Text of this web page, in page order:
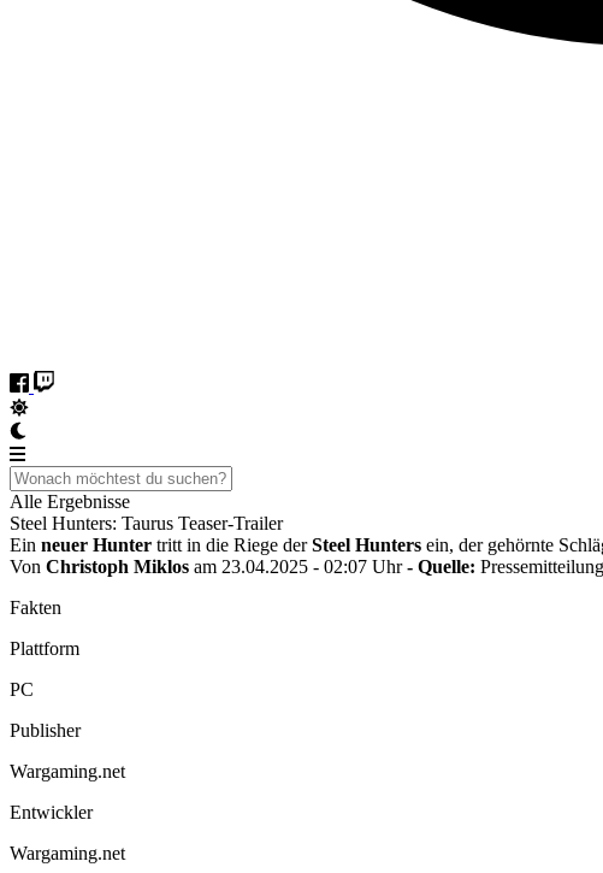
Alle Ergebnisse
Steel Hunters: Taurus Teaser-Trailer
Ein neuer Hunter tritt in die Riege derSteel Hunters ein, der gehörnte
Von Christoph Miklos am 23.04.2025 - 02:07 Uhr- Quelle: Pressemitteilung
Fakten
Plattform
PC
Publisher
Wargaming.net
Entwickler
Wargaming.net